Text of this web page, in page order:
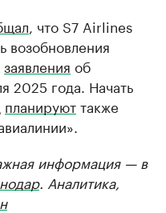
, что S7 Airlines
возобновления
заявления об
2025 года. Начать
планируюттакже
информация — в
. Аналитика,